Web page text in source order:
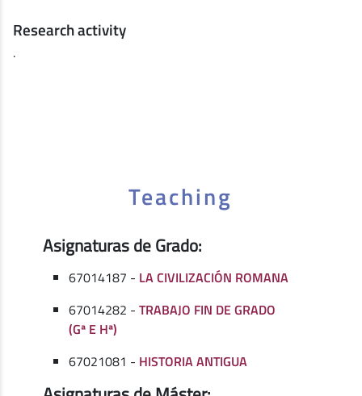
Research activity
.
Teaching
Asignaturas de Grado:
67014187 - LA CIVILIZACIÓN ROMANA
67014282 -TRABAJO FIN DE GRADO
(Gª E Hª)
67021081 - HISTORIA ANTIGUA